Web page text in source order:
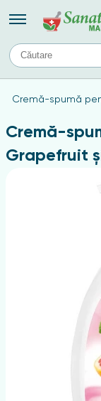
Cremă-spumă
Cremă-
Grapefruit